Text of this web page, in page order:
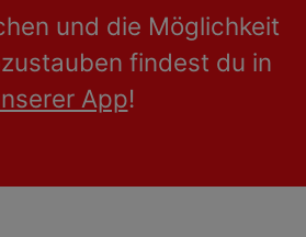
und die Möglichkeit
findest du in
App!